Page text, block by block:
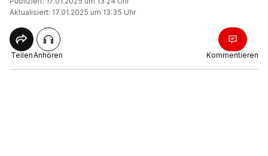
Aktualisiert: 17.01.2025 um 13:35 Uhr
TeilenAnhören Kommentieren